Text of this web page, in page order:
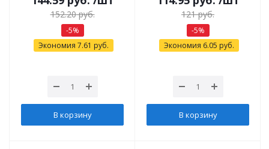
152.20руб.
-5%
Экономия 7.61 руб.
В корзину
121руб.
-5%
Экономия 6.05 руб.
В корзину